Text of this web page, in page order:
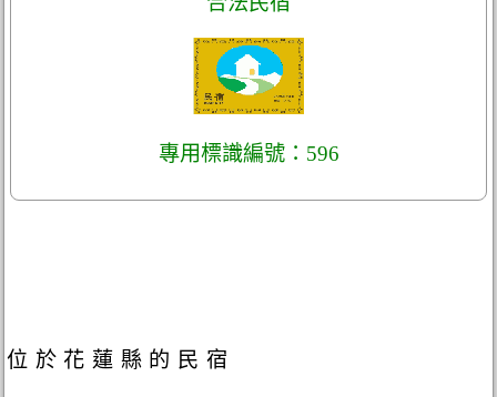
專用標識編號：596
位於花蓮縣的民宿